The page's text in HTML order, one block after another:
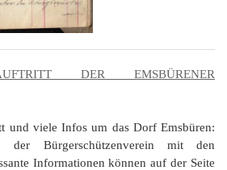
DER EMSBÜRENER
und viele Infos um das Dorf Emsbüren:
der Bürgerschützenverein mit den
Informationen können auf der Seite